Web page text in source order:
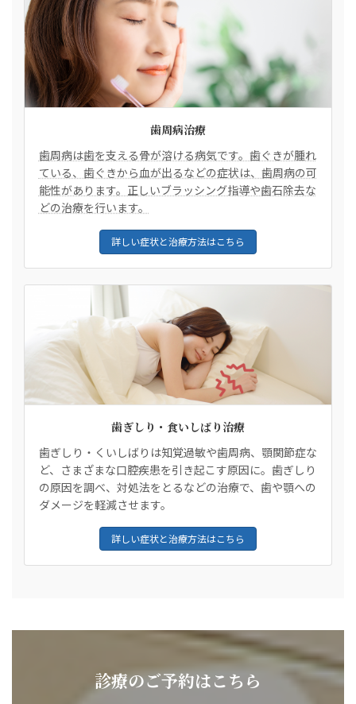
歯周病治療
歯周病は歯を支える骨が溶ける病気です。歯ぐきが腫れ
ている、歯ぐきから血が出るなどの症状は、歯周病の可
能性があります。正しいブラッシング指導や歯石除去な
どの治療を行います。
詳しい症状と治療方法はこちら
歯ぎしり・食いしばり治療
歯ぎしり・くいしばりは知覚過敏や歯周病、顎関節症な
ど、さまざまな口腔疾患を引き起こす原因に。歯ぎしり
の原因を調べ、対処法をとるなどの治療で、歯や顎への
ダメージを軽減させます。
詳しい症状と治療方法はこちら
診療のご予約はこちら